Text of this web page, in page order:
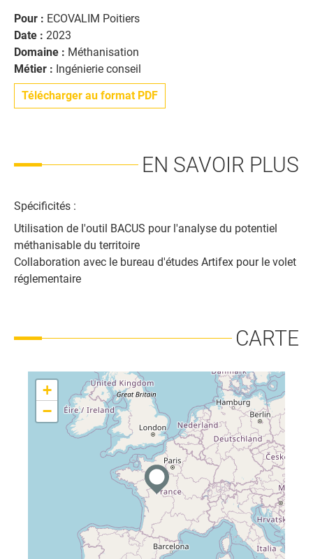
Pour : ECOVALIM Poitiers
Date : 2023
Domaine : Méthanisation
Métier : Ingénierie conseil
Télécharger au format PDF
EN SAVOIR PLUS
Spécificités :
Utilisation de l'outil BACUS pour l'analyse du potentiel
méthanisable du territoire
Collaboration avec le bureau d'études Artifex pour le volet
réglementaire
CARTE
+
−